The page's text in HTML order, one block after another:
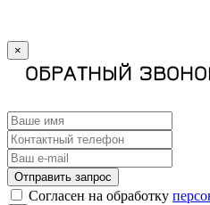
×
ОБРАТНЫЙ
Отправить запрос
Cогласен на обработку